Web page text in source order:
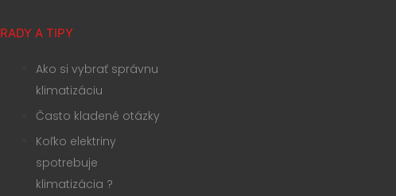
RADY A TIPY
Ako si vybrať správnu
klimatizáciu
Často kladené otázky
Koľko elektriny
spotrebuje
klimatizácia ?